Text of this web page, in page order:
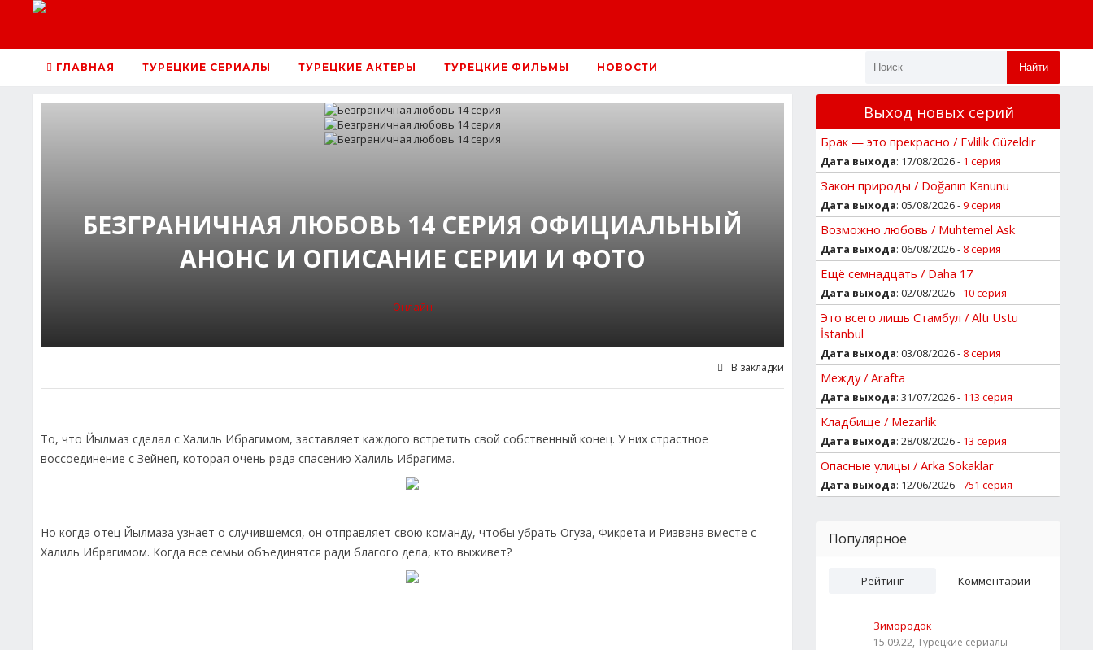
ГЛАВНАЯ ТУРЕЦКИЕ СЕРИАЛЫ ТУРЕЦКИЕ АКТЕРЫ ТУРЕЦКИЕ ФИЛЬМЫ НОВОСТИ Найти
БЕЗГРАНИЧНАЯ ЛЮБОВЬ 14 СЕРИЯ ОФИЦИАЛЬНЫЙ
АНОНС И ОПИСАНИЕ СЕРИИ И ФОТО
Онлайн
В закладки
То, что Йылмаз сделал с Халиль Ибрагимом, заставляет каждого встретить свой собственный конец. У них страстное
воссоединение с Зейнеп, которая очень рада спасению Халиль Ибрагима.
Но когда отец Йылмаза узнает о случившемся, он отправляет свою команду, чтобы убрать Огуза, Фикрета и Ризвана вместе с
Халиль Ибрагимом. Когда все семьи объединятся ради благого дела, кто выживет?
Выход новых серий
Брак — это прекрасно / Evlilik Güzeldir
Дата выхода: 17/08/2026 - 1 серия
Закон природы / Doğanın Kanunu
Дата выхода: 05/08/2026 -9 серия
Возможно любовь / Muhtemel Ask
Дата выхода: 06/08/2026 - 8 серия
Ещё семнадцать / Daha 17
Дата выхода: 02/08/2026 - 10 серия
Это всего лишь Стамбул / Altı Ustu
İstanbul
Дата выхода: 03/08/2026 - 8 серия
Между / Arafta
Дата выхода: 31/07/2026 - 113 серия
Кладбище / Mezarlik
Дата выхода: 28/08/2026 - 13 серия
Опасные улицы / Arka Sokaklar
Дата выхода: 12/06/2026 -751 серия
Популярное
Рейтинг Комментарии
Зимородок
15.09.22, Турецкие сериалы